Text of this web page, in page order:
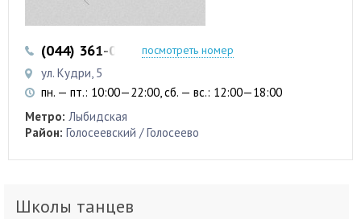
(044) 361-09-51 (067) 403-07-47
посмотреть номер
ул. Кудри, 5
пн. — пт.: 10:00—22:00, сб. — вс.: 12:00—18:00
Метро: Лыбидская
Район: Голосеевский / Голосеево
Школы танцев